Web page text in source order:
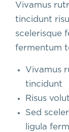
Vivamus
tincidunt
scelerisque
fermentum
Vivamus
tincidunt
Risus
Sed
ligula